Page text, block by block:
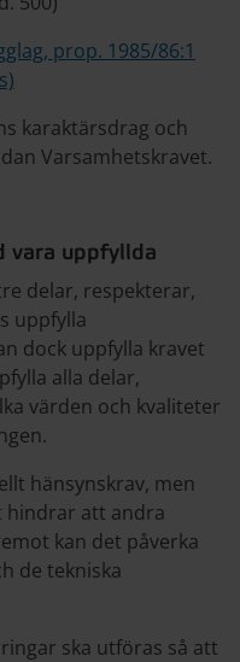
prop. 1985/86:1
karaktärsdrag och
Varsamhetskravet.
vara uppfyllda
delar, respekterar,
uppfylla
dock uppfylla kravet
alla delar,
värden och kvaliteter
hänsynskrav, men
hindrar att andra
kan det påverka
de tekniska
ska utföras så att